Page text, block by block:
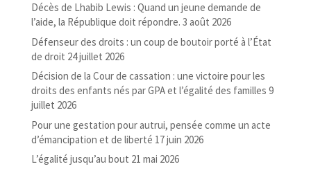
Décès de Lhabib Lewis : Quand un jeune demande de
l’aide, la République doit répondre. 3 août 2026
Défenseur des droits : un coup de boutoir porté à l’État
de droit 24 juillet 2026
Décision de la Cour de cassation : une victoire pour les
droits des enfants nés par GPA et l’égalité des familles 9
juillet 2026
Pour une gestation pour autrui, pensée comme un acte
d’émancipation et de liberté 17 juin 2026
L’égalité jusqu’au bout 21 mai 2026